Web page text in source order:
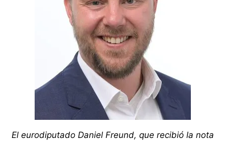
El eurodiputado Daniel Freund, que recibió la nota